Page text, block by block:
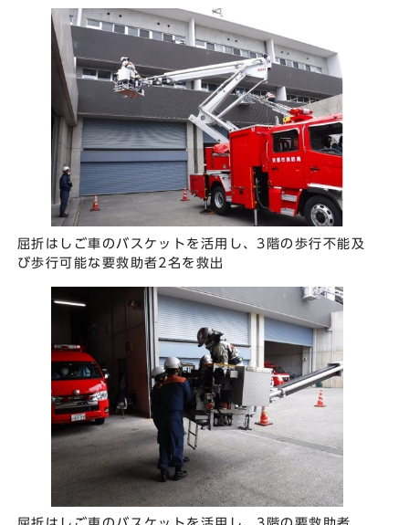
屈折はしご車のバスケットを活用し、3階の歩行不能及
び歩行可能な要救助者2名を救出